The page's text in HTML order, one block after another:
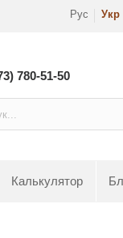
Рус Укр
780-51-50
Калькулятор